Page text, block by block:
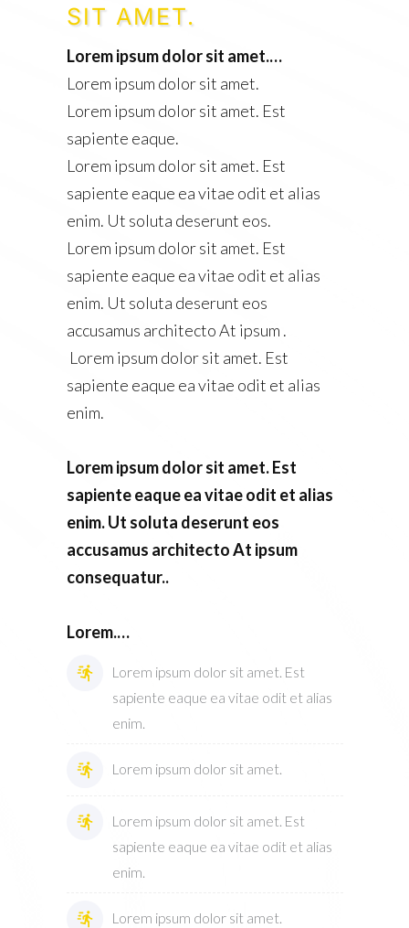
SIT AMET.
Lorem ipsum dolor sit amet.…
Lorem ipsum dolor sit amet.
Lorem ipsum dolor sit amet. Est
sapiente eaque.
Lorem ipsum dolor sit amet. Est
sapiente eaque ea vitae odit et alias
enim. Ut soluta deserunt eos.
Lorem ipsum dolor sit amet. Est
sapiente eaque ea vitae odit et alias
enim. Ut soluta deserunt eos
accusamus architecto At ipsum .
Lorem ipsum dolor sit amet. Est
sapiente eaque ea vitae odit et alias
enim.
Lorem ipsum dolor sit amet. Est
sapiente eaque ea vitae odit et alias
enim. Ut soluta deserunt eos
accusamus architecto At ipsum
consequatur..
Lorem.…
Lorem ipsum dolor sit amet. Est
sapiente eaque ea vitae odit et alias
enim.
Lorem ipsum dolor sit amet.
Lorem ipsum dolor sit amet. Est
sapiente eaque ea vitae odit et alias
enim.
Lorem ipsum dolor sit amet.